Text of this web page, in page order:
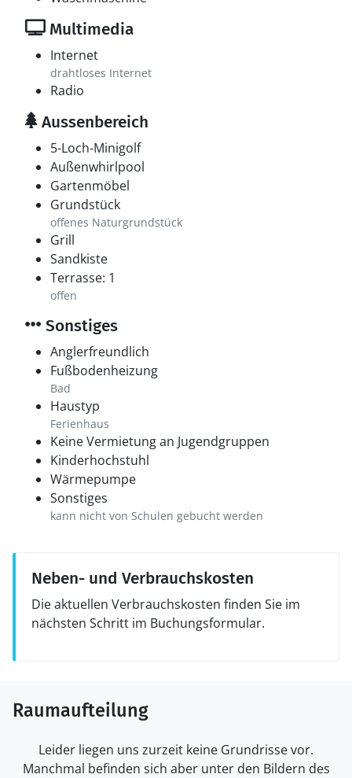
Multimedia
Internet
drahtloses Internet
Radio
Aussenbereich
5-Loch-Minigolf
Außenwhirlpool
Gartenmöbel
Grundstück
offenes Naturgrundstück
Grill
Sandkiste
Terrasse: 1
offen
Sonstiges
Anglerfreundlich
Fußbodenheizung
Bad
Haustyp
Ferienhaus
Keine Vermietung an Jugendgruppen
Kinderhochstuhl
Wärmepumpe
Sonstiges
kann nicht von Schulen gebucht werden
Neben- und Verbrauchskosten
Die aktuellen Verbrauchskosten finden Sie im
nächsten Schritt im Buchungsformular.
Raumaufteilung
Leider liegen uns zurzeit keine Grundrisse vor.
Manchmal befinden sich aber unter den Bildern des